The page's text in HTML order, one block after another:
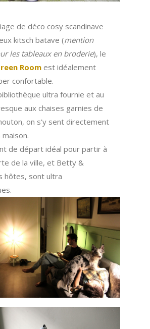
de déco cosy scandinave
kitsch batave (mention
les tableaux en broderie), le
Room est idéalement
confortable.
ultra fournie et au
aux chaises garnies de
on s’y sent directement
de départ idéal pour partir à
de la ville, et Betty &
hôtes, sont ultra